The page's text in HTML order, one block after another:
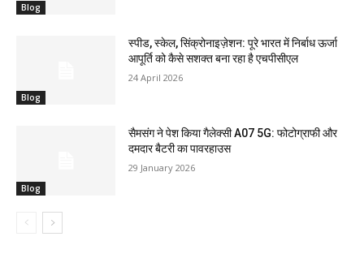
Blog
Blog
स्पीड, स्केल, सिंक्रोनाइज़ेशन: पूरे भारत में निर्बाध ऊर्जा
आपूर्ति को कैसे सशक्त बना रहा है एचपीसीएल
24 April 2026
Blog
सैमसंग ने पेश किया गैलेक्सी A07 5G: फोटोग्राफी और
दमदार बैटरी का पावरहाउस
29 January 2026